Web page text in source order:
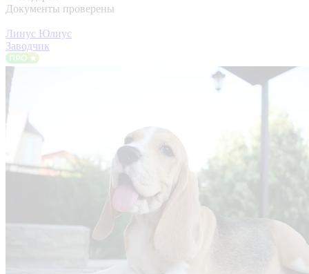
Документы проверены
Линус Юлиус
Заводчик